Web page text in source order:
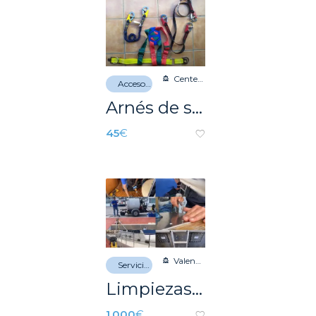
Accesorios náuticos Centelles
Arnés de seguridad EVAL de cintura ajustable para adulto
45€
Servicios náuticos Valencia
Limpiezas de depósitos de gasoil en barcos